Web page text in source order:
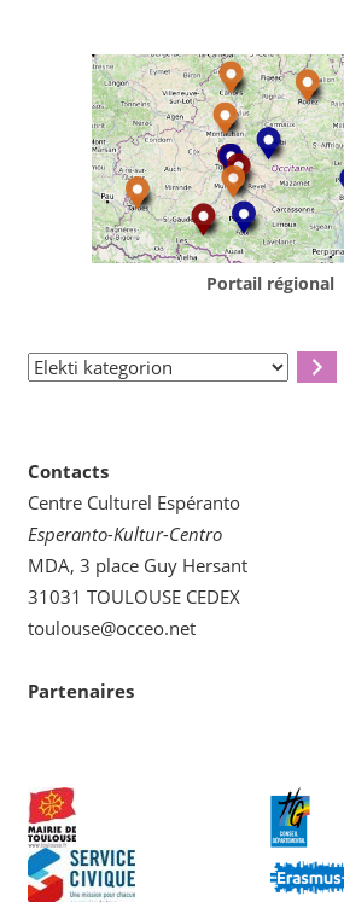
Portail régional
Elekti
Contacts
Centre Culturel Espéranto
Esperanto-Kultur-Centro
MDA, 3 place Guy Hersant
31031 TOULOUSE CEDEX
toulouse@occeo.net
Partenaires